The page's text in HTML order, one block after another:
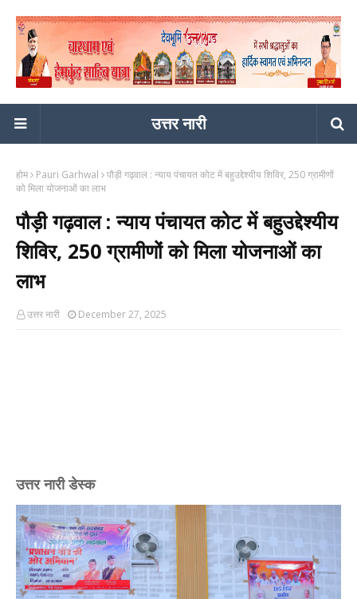
उत्तर नारी
होम Pauri Garhwal
पौड़ी गढ़वाल : न्याय पंचायत कोट में बहुउद्देश्यीय शिविर, 250 ग्रामीणों
को मिला योजनाओं का लाभ
पौड़ी गढ़वाल : न्याय पंचायत कोट में बहुउद्देश्यीय
शिविर, 250 ग्रामीणों को मिला योजनाओं का
लाभ
उत्तर नारी December 27, 2025
उत्तर नारी डेस्क